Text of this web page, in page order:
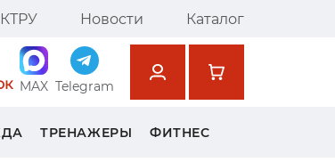
КТРУ Новости
Каталог
MAX Telegram
ТРЕНАЖЕРЫ ФИТНЕС